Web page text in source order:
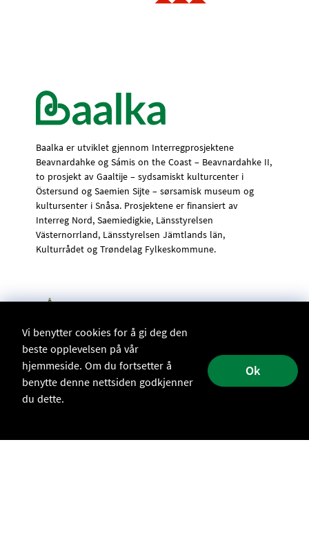
Baalka er utviklet gjennom Interregprosjektene
Beavnardahke og Sámis on the Coast – Beavnardahke II,
to prosjekt av Gaaltije – sydsamiskt kulturcenter i
Östersund og Saemien Sijte – sørsamisk museum og
kultursenter i Snåsa. Prosjektene er finansiert av
Interreg Nord, Saemiedigkie, Länsstyrelsen
Västernorrland, Länsstyrelsen Jämtlands län,
Kulturrådet og Trøndelag Fylkeskommune.
Vi benytter cookies for å gi deg den
beste opplevelsen på vår
hjemmeside. Om du fortsetter å
benytte denne nettsiden godkjenner
du dette.
Ok